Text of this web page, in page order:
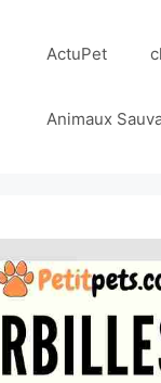
ActuPet
Animaux